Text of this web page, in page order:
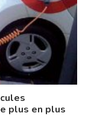
plus en plus